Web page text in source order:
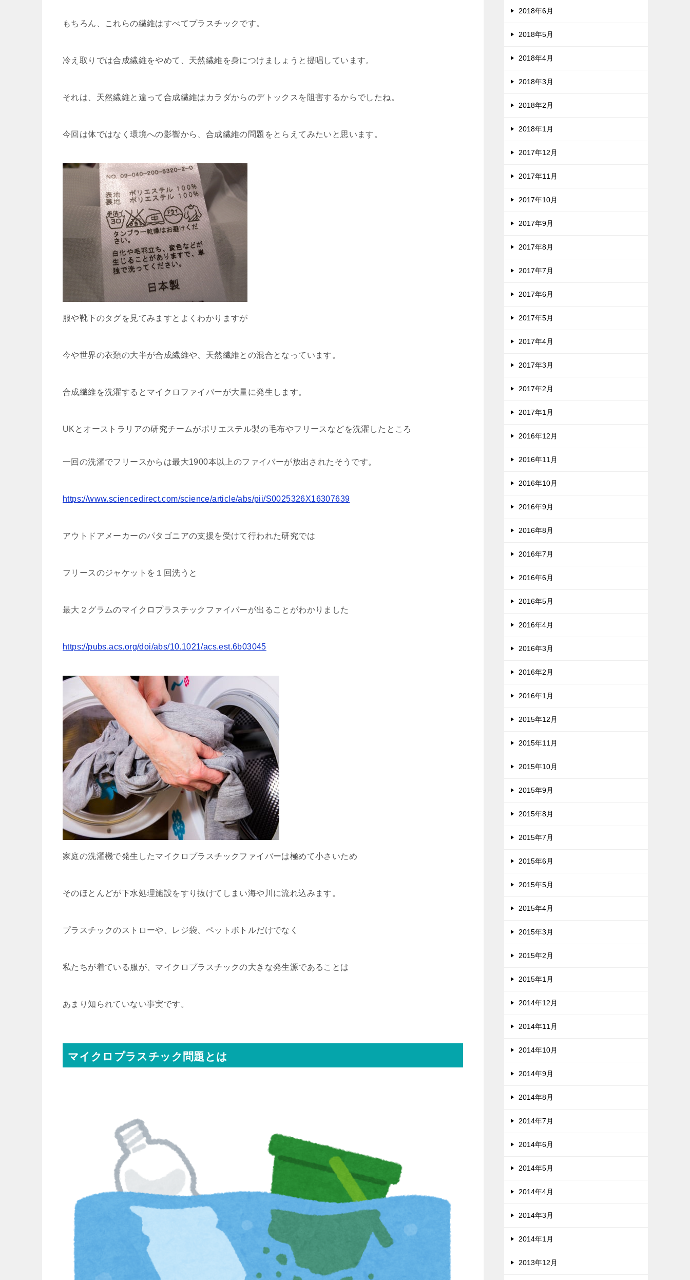
もちろん、これらの繊維はすべてプラスチックです。
冷え取りでは合成繊維をやめて、天然繊維を身につけましょうと提唱しています。
それは、天然繊維と違って合成繊維はカラダからのデトックスを阻害するからでしたね。
今回は体ではなく環境への影響から、合成繊維の問題をとらえてみたいと思います。
服や靴下のタグを見てみますとよくわかりますが
今や世界の衣類の大半が合成繊維や、天然繊維との混合となっています。
合成繊維を洗濯するとマイクロファイバーが大量に発生します。
UKとオーストラリアの研究チームがポリエステル製の毛布やフリースなどを洗濯したところ
一回の洗濯でフリースからは最大1900本以上のファイバーが放出されたそうです。
https://www.sciencedirect.com/science/article/abs/pii/S0025326X16307639
アウトドアメーカーのパタゴニアの支援を受けて行われた研究では
フリースのジャケットを１回洗うと
最大２グラムのマイクロプラスチックファイバーが出ることがわかりました
https://pubs.acs.org/doi/abs/10.1021/acs.est.6b03045
家庭の洗濯機で発生したマイクロプラスチックファイバーは極めて小さいため
そのほとんどが下水処理施設をすり抜けてしまい海や川に流れ込みます。
プラスチックのストローや、レジ袋、ペットボトルだけでなく
私たちが着ている服が、マイクロプラスチックの大きな発生源であることは
あまり知られていない事実です。
マイクロプラスチック問題とは
2018年6月
2018年5月
2018年4月
2018年3月
2018年2月
2018年1月
2017年12月
2017年11月
2017年10月
2017年9月
2017年8月
2017年7月
2017年6月
2017年5月
2017年4月
2017年3月
2017年2月
2017年1月
2016年12月
2016年11月
2016年10月
2016年9月
2016年8月
2016年7月
2016年6月
2016年5月
2016年4月
2016年3月
2016年2月
2016年1月
2015年12月
2015年11月
2015年10月
2015年9月
2015年8月
2015年7月
2015年6月
2015年5月
2015年4月
2015年3月
2015年2月
2015年1月
2014年12月
2014年11月
2014年10月
2014年9月
2014年8月
2014年7月
2014年6月
2014年5月
2014年4月
2014年3月
2014年1月
2013年12月